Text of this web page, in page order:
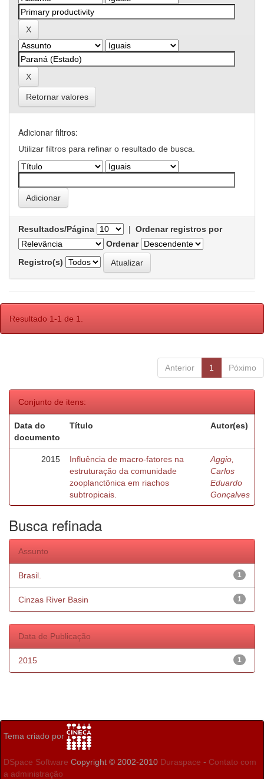
Retornar valores
Adicionar filtros:
Utilizar filtros para refinar o resultado de busca.
Resultados/Página | Ordenar registros por
Ordenar
Registro(s)
Resultado 1-1 de 1.
Anterior 1 Póximo
Conjunto de itens:
Data do
documento
Título Autor(es)
2015
Influência de macro-fatores na
estruturação da comunidade
zooplanctônica em riachos
subtropicais.
Aggio,
Carlos
Eduardo
Gonçalves
Busca refinada
Assunto
1
Brasil.
1
Cinzas River Basin
Data de Publicação
1
2015
Tema criado por
DSpace Software Copyright © 2002-2010 Duraspace - Contato com
a administração